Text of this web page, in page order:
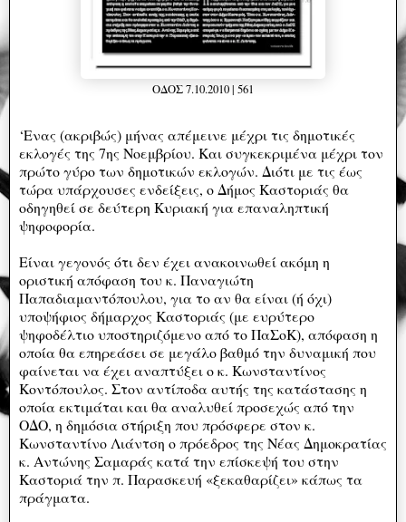
ΟΔΟΣ 7.10.2010 | 561
‘Ενας (ακριβώς) μήνας απέμεινε μέχρι τις δημοτικές
εκλογές της 7ης Νοεμβρίου. Και συγκεκριμένα μέχρι τον
πρώτο γύρο των δημοτικών εκλογών. Διότι με τις έως
τώρα υπάρχουσες ενδείξεις, ο Δήμος Καστοριάς θα
οδηγηθεί σε δεύτερη Κυριακή για επαναληπτική
ψηφοφορία.
Είναι γεγονός ότι δεν έχει ανακοινωθεί ακόμη η
οριστική απόφαση του κ. Παναγιώτη
Παπαδιαμαντόπουλου, για το αν θα είναι (ή όχι)
υποψήφιος δήμαρχος Καστοριάς (με ευρύτερο
ψηφοδέλτιο υποστηριζόμενο από το ΠαΣοΚ), απόφαση η
οποία θα επηρεάσει σε μεγάλο βαθμό την δυναμική που
φαίνεται να έχει αναπτύξει ο κ. Κωνσταντίνος
Κοντόπουλος. Στον αντίποδα αυτής της κατάστασης η
οποία εκτιμάται και θα αναλυθεί προσεχώς από την
ΟΔΟ, η δημόσια στήριξη που πρόσφερε στον κ.
Κωνσταντίνο Λιάντση ο πρόεδρος της Νέας Δημοκρατίας
κ. Αντώνης Σαμαράς κατά την επίσκεψή του στην
Καστοριά την π. Παρασκευή «ξεκαθαρίζει» κάπως τα
πράγματα.